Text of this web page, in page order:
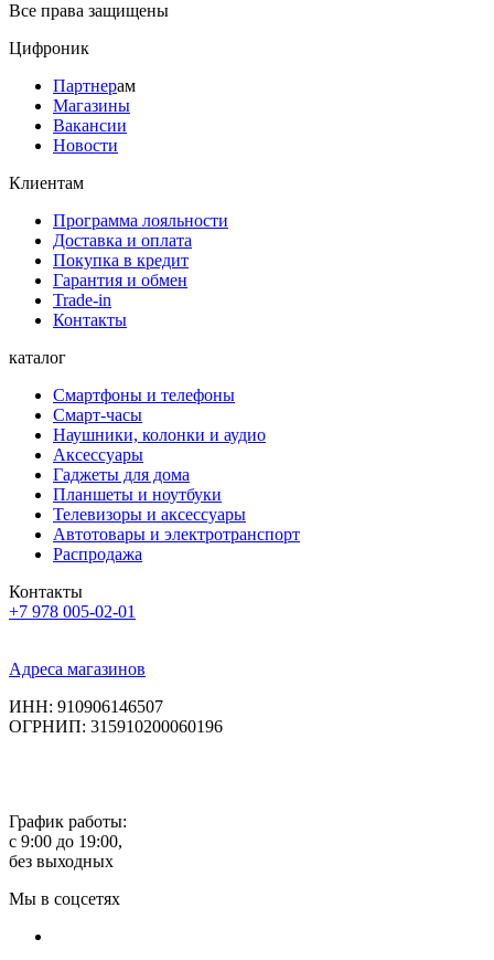
Все права защищены
Цифроник
Партнерам
Магазины
Вакансии
Новости
Клиентам
Программа лояльности
Доставка и оплата
Покупка в кредит
Гарантия и обмен
Trade-in
Контакты
каталог
Смартфоны и телефоны
Смарт-часы
Наушники, колонки и аудио
Аксессуары
Гаджеты для дома
Планшеты и ноутбуки
Телевизоры и аксессуары
Автотовары и электротранспорт
Распродажа
Контакты
+7 978 005-02-01
Адреса магазинов
ИНН: 910906146507
ОГРНИП: 315910200060196
График работы:
с 9:00 до 19:00,
без выходных
Мы в соцсетях